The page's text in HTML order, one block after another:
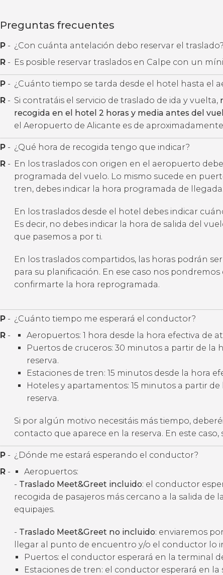
Preguntas frecuentes
P - ¿Con cuánta antelación debo reservar el traslado?
R - Es posible reservar traslados en Calpe con un
P - ¿Cuánto tiempo se tarda desde el hotel hasta el
R - Si contratáis el servicio de traslado de ida y vuelta,
recogida en el hotel 2 horas y media antes del
el Aeropuerto de Alicante es de
P - ¿Qué hora de recogida tengo que indicar?
R - En los traslados con origen en el aeropuerto
programada del vuelo. Lo mismo sucede en
tren, debes indicar la hora programada de llegada.
En los traslados desde el hotel debes indicar
Es decir, no debes indicar la hora de salida del
que pasemos a por ti.
En los traslados compartidos, las horas podrán
para su planificación. En ese caso nos
confirmarte la hora reprogramada.
P - ¿Cuánto tiempo me esperará el conductor?
R -
Aeropuertos: 1 hora desde la hora efectiva de
Puertos de cruceros: 30 minutos a partir de la
reserva.
Estaciones de tren: 15 minutos desde la hora
Hoteles y apartamentos: 15 minutos a partir
reserva.
Si por algún motivo necesitáis más tiempo,
contacto que aparece en la reserva. En este
P - ¿Dónde me estará esperando el conductor?
R -
Aeropuertos:
- Traslado Meet&Greet incluido: el conductor
recogida de pasajeros más cercano a la salida de
equipajes.
- Traslado Meet&Greet no incluido: enviaremos
llegar al punto de encuentro y/o el conductor lo
Puertos: el conductor esperará en la terminal
Estaciones de tren: el conductor esperará en